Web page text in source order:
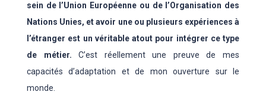
sein de l’Union Européenne ou de l’Organisation des
Nations Unies, et avoir une ou plusieurs expériences à
l’étranger est un véritable atout pour intégrer ce type
de métier. C’est réellement une preuve de mes
capacités d’adaptation et de mon ouverture sur le
monde.